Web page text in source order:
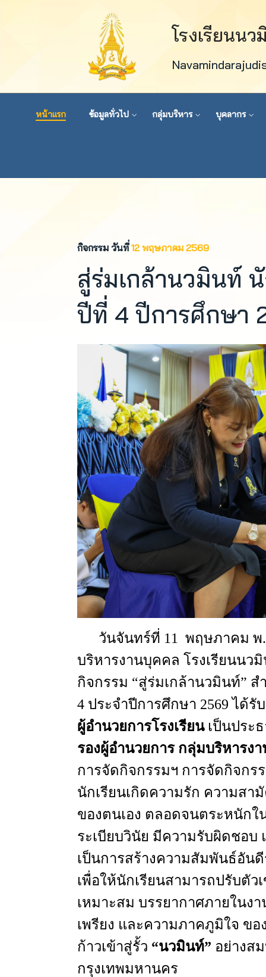
โรงเรียนน
หน้าแรก ข้อมูลทั่วไป กลุ่มบริหาร บุคลากร
กิจกรรม วันที่12 พฤษภาคม 2569
สู่ร่มเกล้านวมินท์
ปีที่ 4 ปีการศึกษา
วันจันทร์ที่ 11 พฤษภาคม พ
บริหารงานบุคคล โรงเรียนนว
กิจกรรม “สู่ร่มเกล้านวมินท์” ส
4 ประจำปีการศึกษา 2569ได้รั
ผู้อำนวยการโรงเรียน เป็นประ
รองผู้อำนวยการ กลุ่มบริหารง
การจัดกิจกรรมฯ การจัดกิจกร
นักเรียนเกิดความรัก ความสา
ของตนเอง ตลอดจนตระหนักใ
ระเบียบวินัย มีความรับผิดชอบ
เป็นการสร้างความสัมพันธ์อันดี
เพื่อให้นักเรียนสามารถปรับตั
เหมาะสม บรรยากาศภายในง
เพรียง และความภาคภูมิใจ ขอ
ก้าวเข้าสู่รั้ว “นวมินท์” อย่างส
กรุงเทพมหานคร